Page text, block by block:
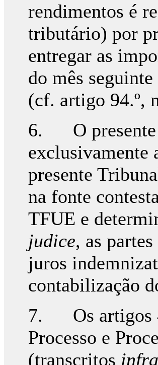
rendimentos é
tributário) por
entregar as
do mês
(cf. artigo 94.º,
6. O presente
exclusivamente
presente
na fonte
TFUE e
judice, as
juros
contabilização
7. Os artigos
Processo e
(transcritos infra